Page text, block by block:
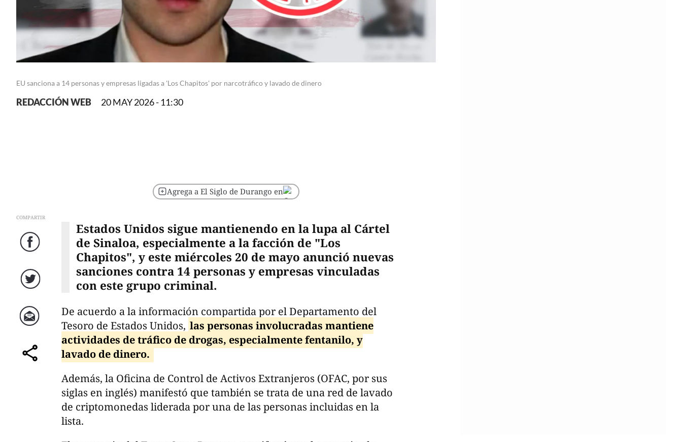
EU sanciona a 14 personas y empresas ligadas a 'Los Chapitos' por narcotráfico y lavado de dinero
REDACCIÓN WEB 20 MAY 2026 - 11:30
Agrega a El Siglo de Durango en
COMPARTIR
Facebook
Twitter
Correo
comparte
Estados Unidos sigue mantienendo en la lupa al Cártel
de Sinaloa, especialmente a la facción de "Los
Chapitos", y este miércoles 20 de mayo anunció nuevas
sanciones contra 14 personas y empresas vinculadas
con este grupo criminal.
De acuerdo a la información compartida por el Departamento del
Tesoro de Estados Unidos, las personas involucradas mantiene
actividades de tráfico de drogas, especialmente fentanilo, y
lavado de dinero.
Además, la Oficina de Control de Activos Extranjeros (OFAC, por sus
siglas en inglés) manifestó que también se trata de una red de lavado
de criptomonedas liderada por una de las personas incluidas en la
lista.